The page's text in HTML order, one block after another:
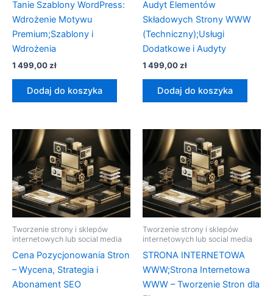
Tanie Szablony WordPress:
Wdrożenie Motywu
Premium;Szablony i
Wdrożenia
1 499,00zł
Dodaj do koszyka
Audyt Elementów
Składowych Strony WWW
(Techniczny);Usługi
Dodatkowe i Audyty
1 499,00zł
Dodaj do koszyka
Tworzenie strony i sklepów
internetowych lub social media
Cena Pozycjonowania Stron
– Wycena, Strategia i
Abonament SEO
Tworzenie strony i sklepów
internetowych lub social media
STRONA INTERNETOWA
WWW;Strona Internetowa
WWW – Tworzenie Stron dla